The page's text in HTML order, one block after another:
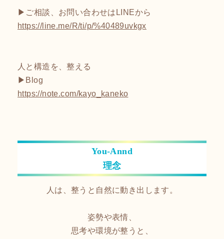
▶ご相談、お問い合わせはLINEから
https://line.me/R/ti/p/%40489uvkgx
人と構造を、整える
▶Blog
https://note.com/kayo_kaneko
You-Annd
理念
人は、整うと自然に動き出します。
姿勢や表情、
思考や環境が整うと、